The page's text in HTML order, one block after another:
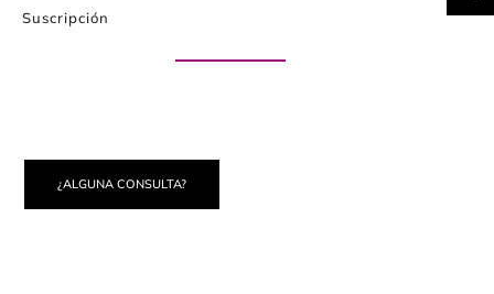
Suscripción
¿ALGUNA CONSULTA?